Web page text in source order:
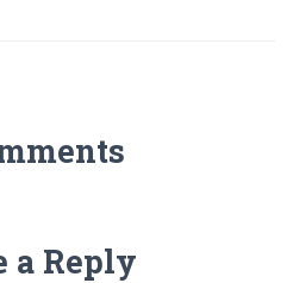
a Reply